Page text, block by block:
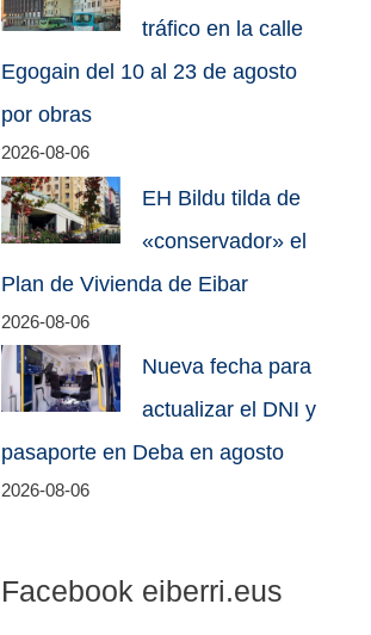
tráfico en la calle
Egogain del 10 al 23 de agosto
por obras
2026-08-06
EH Bildu tilda de
«conservador» el
Plan de Vivienda de Eibar
2026-08-06
Nueva fecha para
actualizar el DNI y
pasaporte en Deba en agosto
2026-08-06
Facebook eiberri.eus